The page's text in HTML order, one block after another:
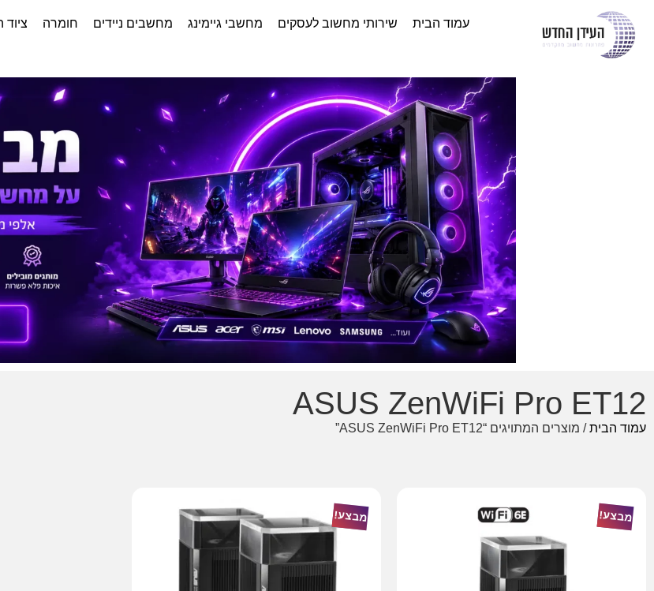
עמוד הבית שירותי מחשוב לעסקים מחשבי גיימינג מחשבים ניידים חומרה ציוד
ASUS ZenWiFi Pro ET12
עמוד הבית/ מוצרים המתויגים “ASUS ZenWiFi Pro ET12”
מבצע! מבצע!